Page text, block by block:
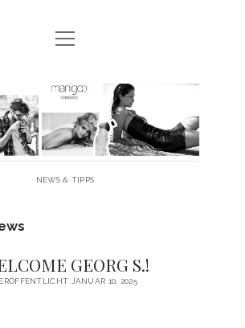
MANIGOO BLOG
MANIGOO MODELS
& DATENSCHUTZ
Menü
öffnen
NEWS & TIPPS
GEORG S.!
JANUAR 10, 2025